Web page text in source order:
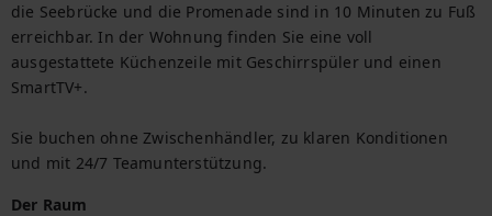
die Seebrücke und die Promenade sind in 10 Minuten zu Fuß
erreichbar. In der Wohnung finden Sie eine voll
ausgestattete Küchenzeile mit Geschirrspüler und einen
SmartTV+.
Sie buchen ohne Zwischenhändler, zu klaren Konditionen
und mit 24/7 Teamunterstützung.
Der Raum